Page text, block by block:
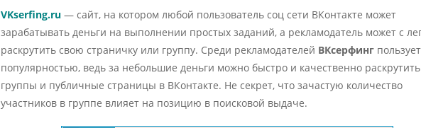
VKserfing.ru— сайт, на котором любой пользователь соц сети ВКонтакте может
зарабатывать деньги на выполнении простых заданий, а рекламодатель может с
раскрутить свою страничку или группу. Среди рекламодателей ВКсерфинг
популярностью, ведь за небольшие деньги можно быстро и качественно раскрутить
группы и публичные страницы в ВКонтакте. Не секрет, что зачастую количество
участников в группе влияет на позицию в поисковой выдаче.